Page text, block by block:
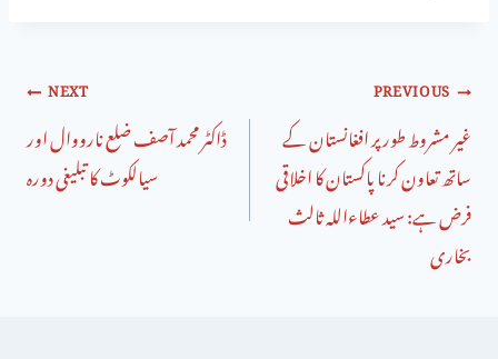
PREVIOUS
غیر مشروط طور پر افغانستان کے
ساتھ تعاون کرنا پاکستان کا اخلاقی
فرض ہے: سید عطاءاللہ ثالث
بخاری
NEXT
ڈاکٹر محمد آصف ضلع نارووال اور
سیالکوٹ کا تبلیغی دورہ